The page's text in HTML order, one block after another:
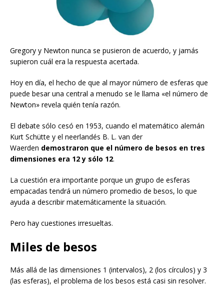
Gregory y Newton nunca se pusieron de acuerdo, y jamás
supieron cuál era la respuesta acertada.
Hoy en día, el hecho de que al mayor número de esferas que
puede besar una central a menudo se le llama «el número de
Newton» revela quién tenía razón.
El debate sólo cesó en 1953, cuando el matemático alemán
Kurt Schütte y el neerlandés B. L. van der
Waerden demostraron que el número de besos en tres
dimensiones era 12 y sólo 12.
La cuestión era importante porque un grupo de esferas
empacadas tendrá un número promedio de besos, lo que
ayuda a describir matemáticamente la situación.
Pero hay cuestiones irresueltas.
Miles de besos
Más allá de las dimensiones 1 (intervalos), 2 (los círculos) y 3
(las esferas), el problema de los besos está casi sin resolver.